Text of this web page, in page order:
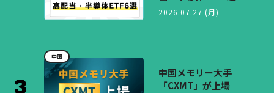
2026.07.27 (月)
中国
中国メモリー大手
「CXMT」が上場